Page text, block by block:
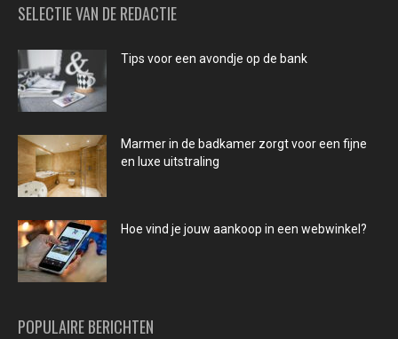
SELECTIE VAN DE REDACTIE
Tips voor een avondje op de bank
Marmer in de badkamer zorgt voor een fijne
en luxe uitstraling
Hoe vind je jouw aankoop in een webwinkel?
POPULAIRE BERICHTEN